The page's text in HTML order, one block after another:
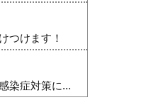
つけます！
染症対策に...